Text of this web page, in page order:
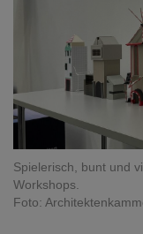
Spielerisch, bunt und
Workshops.
Foto: